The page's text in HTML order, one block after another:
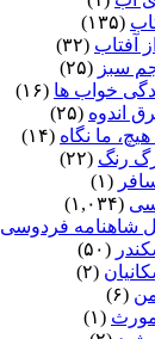
(۱۳۵)
آفتاب (۳۲)
سبز (۲۵)
خواب ها (۱۶)
اندوه (۲۵)
هیچ، ما نگاه (۱۴)
رنگ (۲۲)
(۱)
(۱,۰۳۴)
شاهنامه فردوسی
(۵۰)
(۲)
(۶)
(۱)